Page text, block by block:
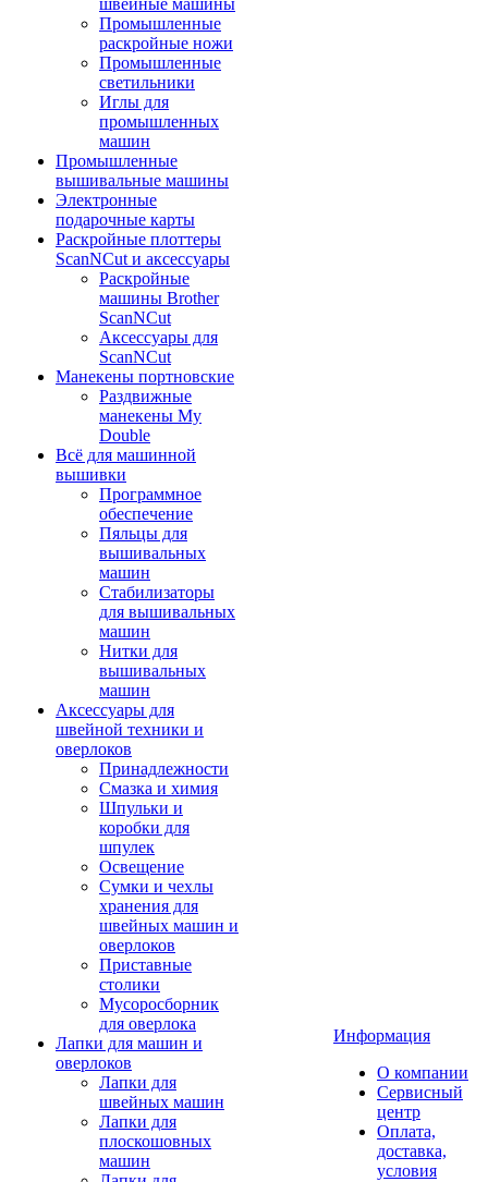
швейные машины
Промышленные
раскройные ножи
Промышленные
светильники
Иглы для
промышленных
машин
Промышленные
вышивальные машины
Электронные
подарочные карты
Раскройные плоттеры
ScanNCut и аксессуары
Раскройные
машины Brother
ScanNCut
Аксессуары для
ScanNCut
Манекены портновские
Раздвижные
манекены My
Double
Всё для машинной
вышивки
Программное
обеспечение
Пяльцы для
вышивальных
машин
Стабилизаторы
для вышивальных
машин
Нитки для
вышивальных
машин
Аксессуары для
швейной техники и
оверлоков
Принадлежности
Смазка и химия
Шпульки и
коробки для
шпулек
Освещение
Сумки и чехлы
хранения для
швейных машин и
оверлоков
Приставные
столики
Мусоросборник
для оверлока
Лапки для машин и
оверлоков
Лапки для
швейных машин
Лапки для
плоскошовных
машин
Информация
О компании
Сервисный
центр
Оплата,
доставка,
условия